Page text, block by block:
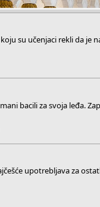
su učenjaci rekli da je
bacili za svoja leđa.
upotrebljava za